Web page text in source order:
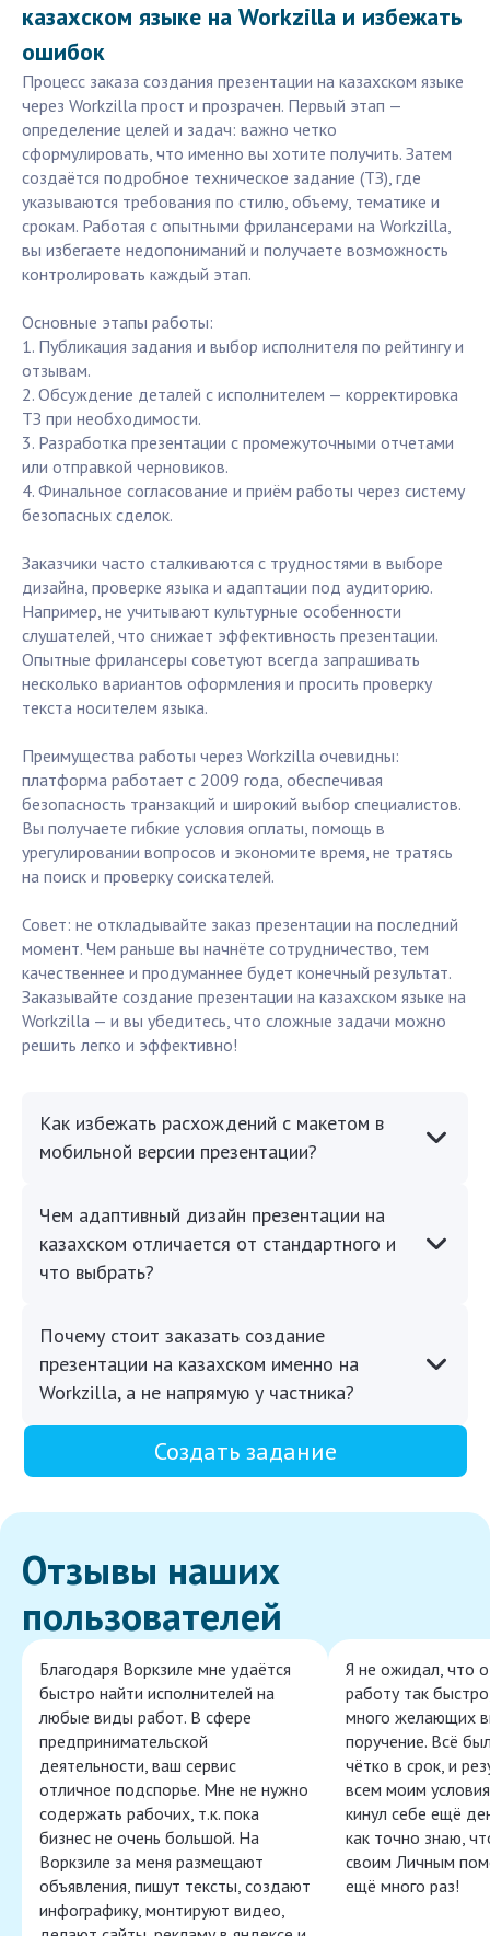
казахском языке на Workzilla и избежать
ошибок
Процесс заказа создания презентации на казахском языке
через Workzilla прост и прозрачен. Первый этап —
определение целей и задач: важно четко
сформулировать, что именно вы хотите получить. Затем
создаётся подробное техническое задание (ТЗ), где
указываются требования по стилю, объему, тематике и
срокам. Работая с опытными фрилансерами на Workzilla,
вы избегаете недопониманий и получаете возможность
контролировать каждый этап.
Основные этапы работы:
1. Публикация задания и выбор исполнителя по рейтингу и
отзывам.
2. Обсуждение деталей с исполнителем — корректировка
ТЗ при необходимости.
3. Разработка презентации с промежуточными отчетами
или отправкой черновиков.
4. Финальное согласование и приём работы через систему
безопасных сделок.
Заказчики часто сталкиваются с трудностями в выборе
дизайна, проверке языка и адаптации под аудиторию.
Например, не учитывают культурные особенности
слушателей, что снижает эффективность презентации.
Опытные фрилансеры советуют всегда запрашивать
несколько вариантов оформления и просить проверку
текста носителем языка.
Преимущества работы через Workzilla очевидны:
платформа работает с 2009 года, обеспечивая
безопасность транзакций и широкий выбор специалистов.
Вы получаете гибкие условия оплаты, помощь в
урегулировании вопросов и экономите время, не тратясь
на поиск и проверку соискателей.
Совет: не откладывайте заказ презентации на последний
момент. Чем раньше вы начнёте сотрудничество, тем
качественнее и продуманнее будет конечный результат.
Заказывайте создание презентации на казахском языке на
Workzilla — и вы убедитесь, что сложные задачи можно
решить легко и эффективно!
Как избежать расхождений с макетом в
мобильной версии презентации?
Чем адаптивный дизайн презентации на
казахском отличается от стандартного и
что выбрать?
Почему стоит заказать создание
презентации на казахском именно на
Workzilla, а не напрямую у частника?
Создать задание
Отзывы наших
пользователей
Благодаря Воркзиле мне удаётся
быстро найти исполнителей на
любые виды работ. В сфере
предпринимательской
деятельности, ваш сервис
отличное подспорье. Мне не нужно
содержать рабочих, т.к. пока
бизнес не очень большой. На
Воркзиле за меня размещают
объявления, пишут тексты, создают
инфографику, монтируют видео,
Я не ожидал, что
работу так
много желающих
поручение. Всё
чётко в срок, и
всем моим
кинул себе ещё
как точно знаю,
своим Личным
ещё много раз!